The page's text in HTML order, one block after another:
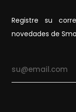
Registre su
novedades de